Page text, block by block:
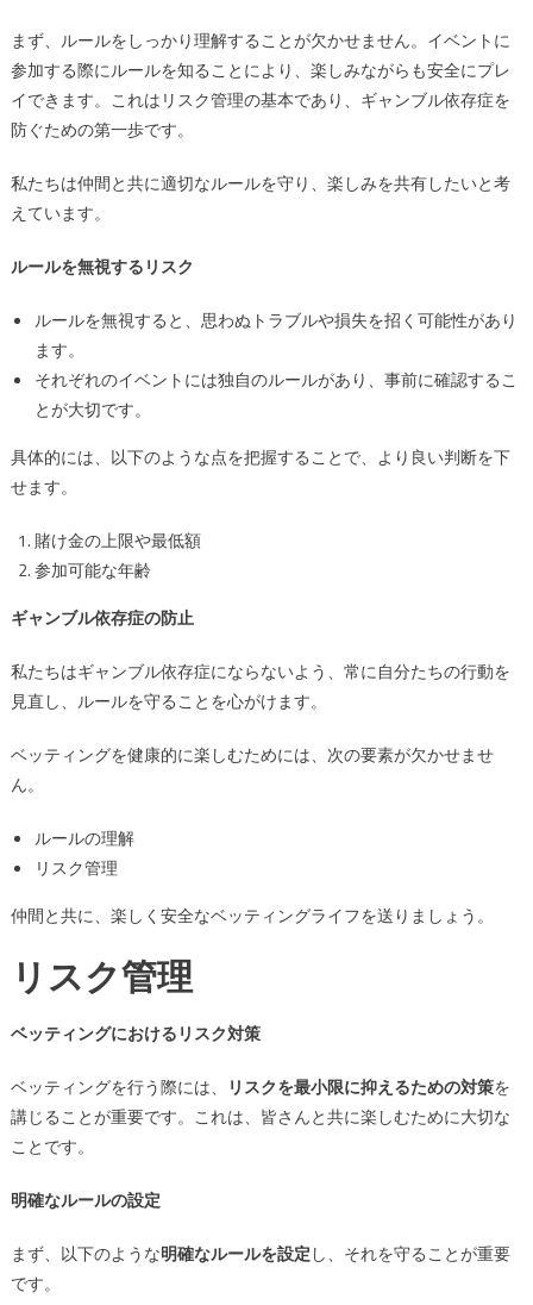
まず、ルールをしっかり理解することが欠かせません。イベントに
参加する際にルールを知ることにより、楽しみながらも安全にプレ
イできます。これはリスク管理の基本であり、ギャンブル依存症を
防ぐための第一歩です。
私たちは仲間と共に適切なルールを守り、楽しみを共有したいと考
えています。
ルールを無視するリスク
ルールを無視すると、思わぬトラブルや損失を招く可能性があり
ます。
それぞれのイベントには独自のルールがあり、事前に確認するこ
とが大切です。
具体的には、以下のような点を把握することで、より良い判断を下
せます。
賭け金の上限や最低額
参加可能な年齢
ギャンブル依存症の防止
私たちはギャンブル依存症にならないよう、常に自分たちの行動を
見直し、ルールを守ることを心がけます。
ベッティングを健康的に楽しむためには、次の要素が欠かせませ
ん。
ルールの理解
リスク管理
仲間と共に、楽しく安全なベッティングライフを送りましょう。
リスク管理
ベッティングにおけるリスク対策
ベッティングを行う際には、 リスクを最小限に抑えるための対策を
講じることが重要です。これは、皆さんと共に楽しむために大切な
ことです。
明確なルールの設定
まず、以下のような明確なルールを設定し、それを守ることが重要
です。